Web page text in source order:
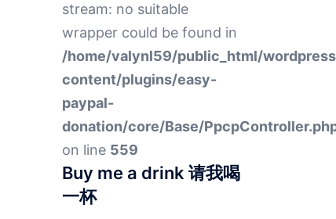
stream: no suitable
wrapper could be found in
/home/valynl59/public_html/
content/plugins/easy-
paypal-
donation/core/Base/
on line 559
Buy me a drink 请我喝
一杯